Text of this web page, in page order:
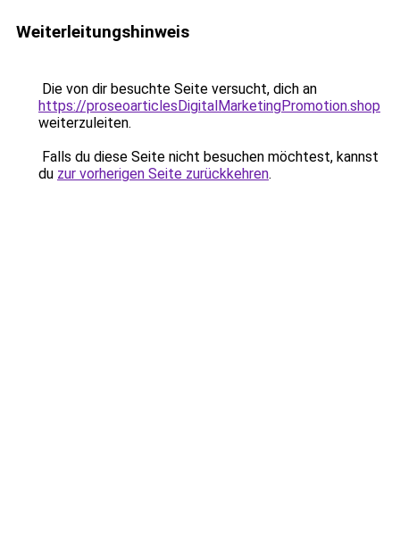
Weiterleitungshinweis
Die von dir besuchte Seite versucht, dich an
https://proseoarticlesDigitalMarketingPromotion.shop
weiterzuleiten.
Falls du diese Seite nicht besuchen möchtest, kannst
du zur vorherigen Seite zurückkehren.